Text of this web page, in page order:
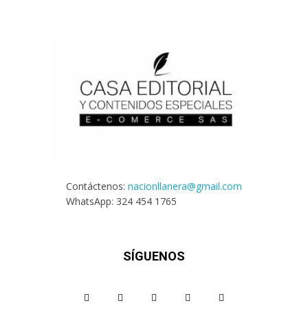
Contáctenos: nacionllanera@gmail.com
WhatsApp: 324 454 1765
SÍGUENOS